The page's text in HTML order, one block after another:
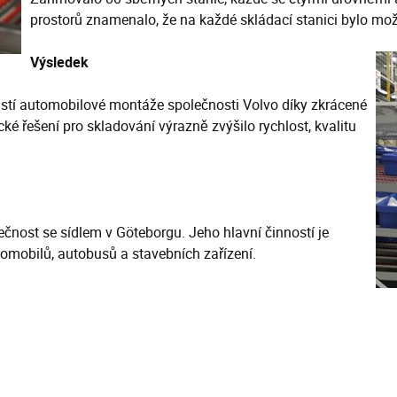
prostorů znamenalo, že na každé skládací stanici bylo
Výsledek
automobilové montáže společnosti Volvo díky zkrácené
řešení pro skladování výrazně zvýšilo rychlost, kvalitu
se sídlem v Göteborgu. Jeho hlavní činností je
autobusů a stavebních zařízení.